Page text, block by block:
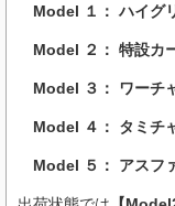
Model １： ハイグ
Model ２： 特設カ
Model ３： ワーチ
Model ４： タミチ
Model ５： アスフ